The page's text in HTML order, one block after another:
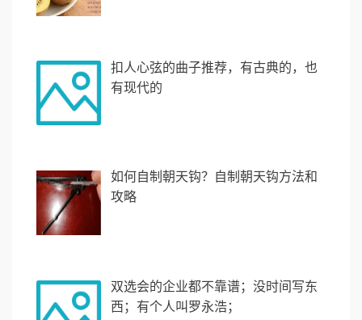
扣人心弦的曲子推荐，有古典的，也
有现代的
如何自制朝天钩？自制朝天钩方法和
攻略
双选会的企业都不靠谱；没时间写东
西；有个人叫罗永浩；